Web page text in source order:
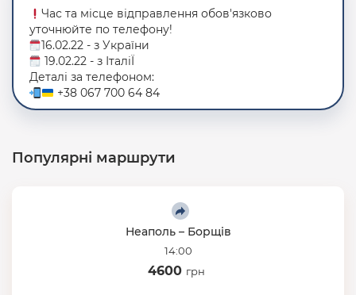
Час та місце відправлення обов'язково
уточнюйте по телефону!
16.02.22 - з України
19.02.22 - з ІталіЇ
Деталі за телефоном:
+38 067 700 64 84
Популярні маршрути
Неаполь – Борщів
14:00
4600 грн